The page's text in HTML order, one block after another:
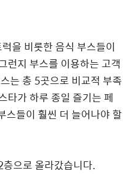
을 비롯한 음식 부스들이
런지 부스를 이용하는 고객
는 총 5곳으로 비교적 부족
타가 하루 종일 즐기는 페
스들이 훨씬 더 늘어나야 할
으로 올라갔습니다.